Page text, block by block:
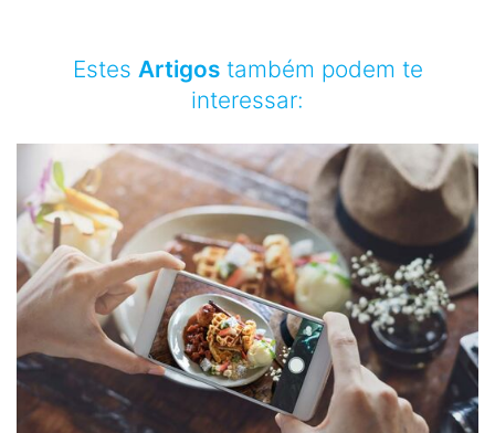
Estes Artigostambém podem te
interessar: